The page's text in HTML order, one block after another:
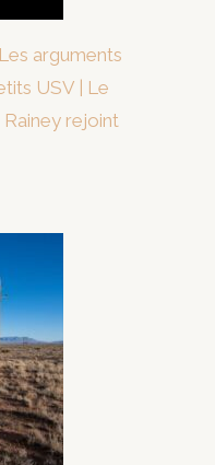
arguments
USV | Le
rejoint